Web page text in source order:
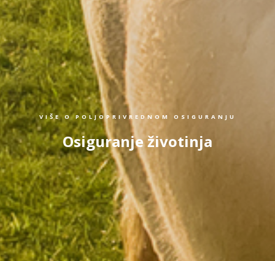
VIŠE O POLJOPRIVREDNOM OSIGURANJU
Osiguranje životinja